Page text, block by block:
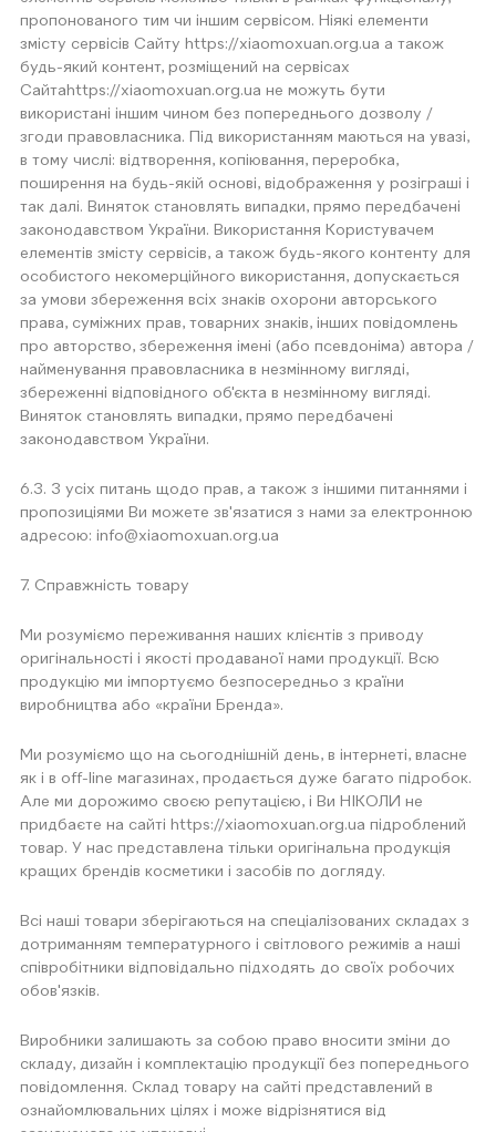
пропонованого тим чи іншим сервісом. Ніякі елементи
змісту сервісів Сайту https://xiaomoxuan.org.ua а також
будь-який контент, розміщений на сервісах
Сайтаhttps://xiaomoxuan.org.ua не можуть бути
використані іншим чином без попереднього дозволу /
згоди правовласника. Під використанням маються на увазі,
в тому числі: відтворення, копіювання, переробка,
поширення на будь-якій основі, відображення у розіграші і
так далі. Виняток становлять випадки, прямо передбачені
законодавством України. Використання Користувачем
елементів змісту сервісів, а також будь-якого контенту для
особистого некомерційного використання, допускається
за умови збереження всіх знаків охорони авторського
права, суміжних прав, товарних знаків, інших повідомлень
про авторство, збереження імені (або псевдоніма) автора /
найменування правовласника в незмінному вигляді,
збереженні відповідного об'єкта в незмінному вигляді.
Виняток становлять випадки, прямо передбачені
законодавством України.
6.3. З усіх питань щодо прав, а також з іншими питаннями і
пропозиціями Ви можете зв'язатися з нами за електронною
адресою: info@xiaomoxuan.org.ua
7. Справжність товару
Ми розуміємо переживання наших клієнтів з приводу
оригінальності і якості продаваної нами продукції. Всю
продукцію ми імпортуємо безпосередньо з країни
виробництва або «країни Бренда».
Ми розуміємо що на сьогоднішній день, в інтернеті, власне
як і в off-line магазинах, продається дуже багато підробок.
Але ми дорожимо своєю репутацією, і Ви НІКОЛИ не
придбаєте на сайті https://xiaomoxuan.org.ua підроблений
товар. У нас представлена ​​тільки оригінальна продукція
кращих брендів косметики і засобів по догляду.
Всі наші товари зберігаються на спеціалізованих складах з
дотриманням температурного і світлового режимів а наші
співробітники відповідально підходять до своїх робочих
обов'язків.
Виробники залишають за собою право вносити зміни до
складу, дизайн і комплектацію продукції без попереднього
повідомлення. Склад товару на сайті представлений в
ознайомлювальних цілях і може відрізнятися від